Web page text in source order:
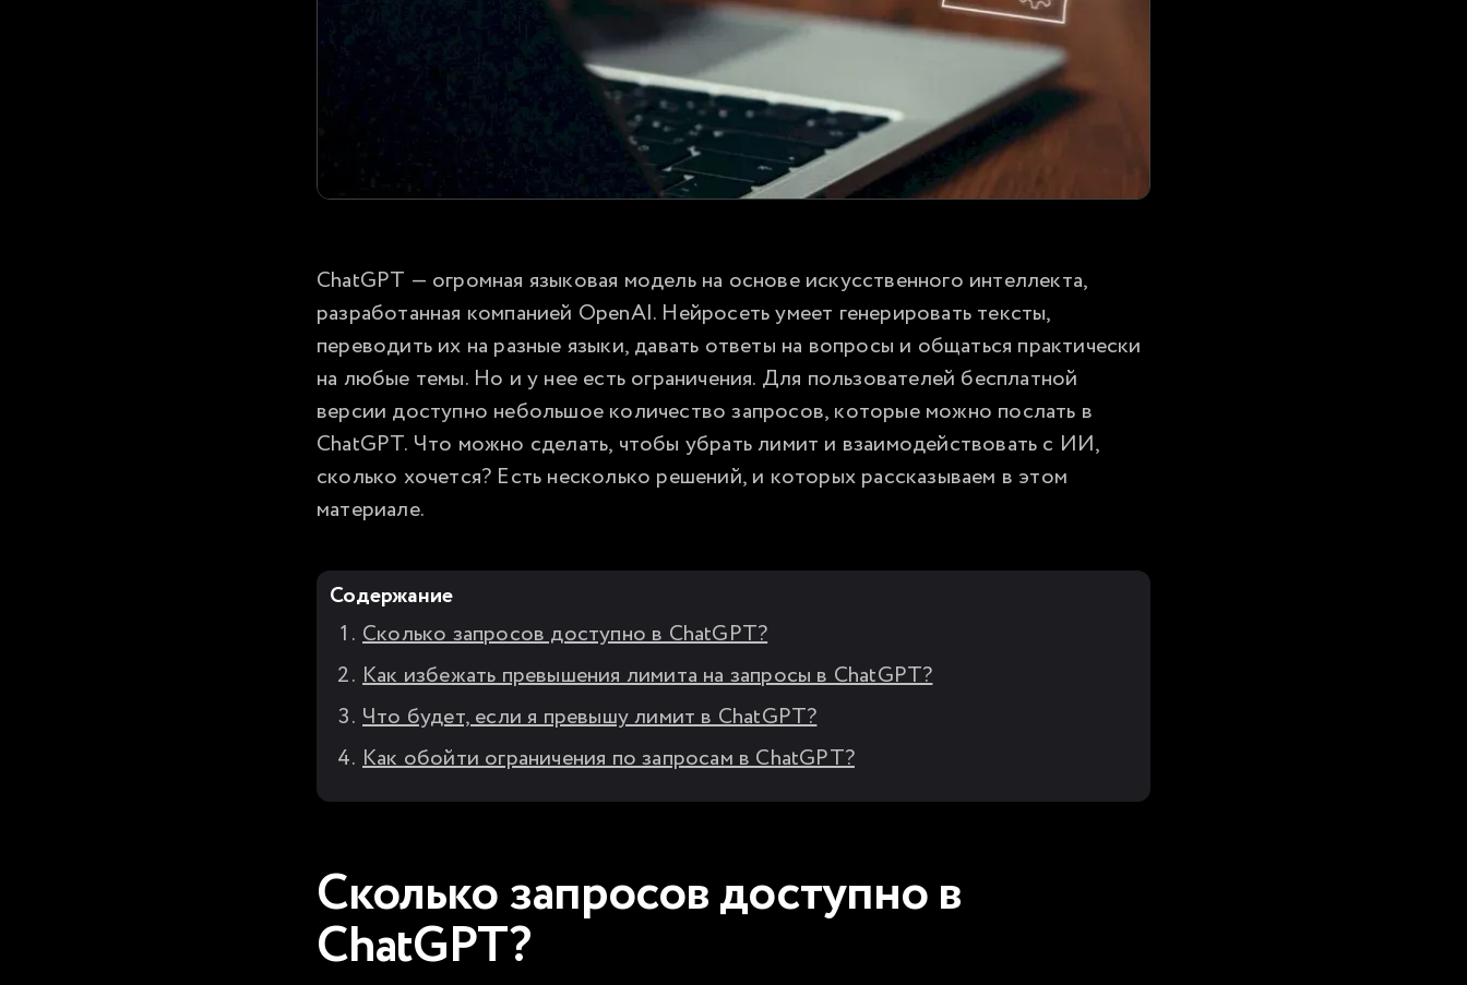
ChatGPT — огромная языковая модель на основе искусственного интеллекта,
разработанная компанией OpenAI. Нейросеть умеет генерировать тексты,
переводить их на разные языки, давать ответы на вопросы и общаться практически
на любые темы. Но и у нее есть ограничения. Для пользователей бесплатной
версии доступно небольшое количество запросов, которые можно послать в
ChatGPT. Что можно сделать, чтобы убрать лимит и взаимодействовать с ИИ,
сколько хочется? Есть несколько решений, и которых рассказываем в этом
материале.
Содержание
Сколько запросов доступно в ChatGPT?
Как избежать превышения лимита на запросы в ChatGPT?
Что будет, если я превышу лимит в ChatGPT?
Как обойти ограничения по запросам в ChatGPT?
Сколько запросов доступно в
ChatGPT?